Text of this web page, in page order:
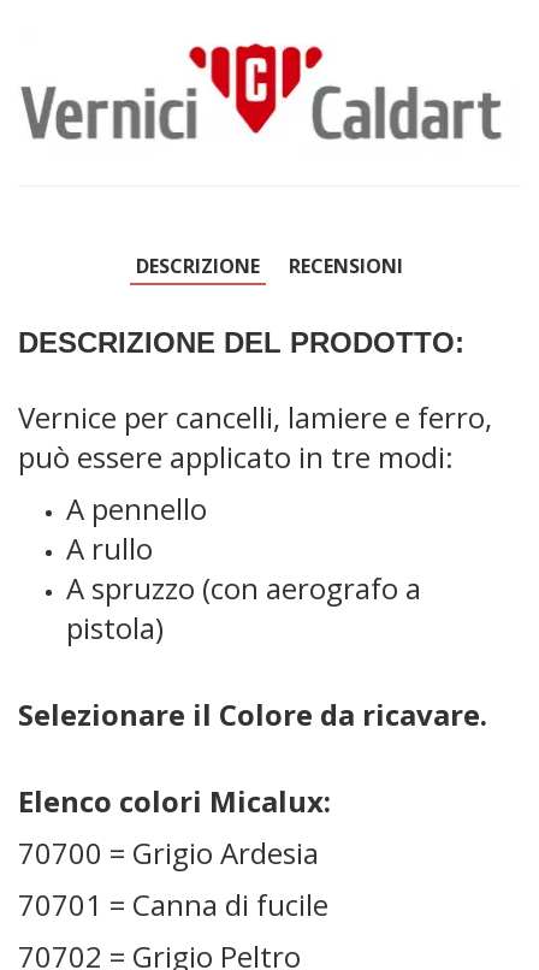
DESCRIZIONE RECENSIONI
DESCRIZIONE DEL PRODOTTO:
Vernice per cancelli, lamiere e ferro,
può essere applicato in tre modi:
A pennello
A rullo
A spruzzo (con aerografo a
pistola)
Selezionare il Colore da ricavare.
Elenco colori Micalux:
70700 = Grigio Ardesia
70701 = Canna di fucile
70702 = Grigio Peltro